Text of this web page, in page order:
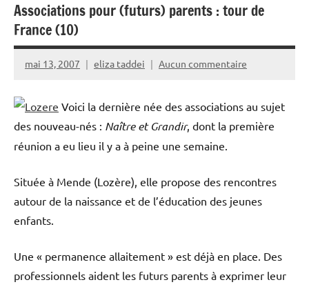
Associations pour (futurs) parents : tour de
France (10)
mai 13, 2007 eliza taddei Aucun commentaire
Voici la dernière née des associations au sujet
des nouveau-nés : Naître et Grandir, dont la première
réunion a eu lieu il y a à peine une semaine.
Située à Mende (Lozère), elle propose des rencontres
autour de la naissance et de l’éducation des jeunes
enfants.
Une « permanence allaitement » est déjà en place. Des
professionnels aident les futurs parents à exprimer leur